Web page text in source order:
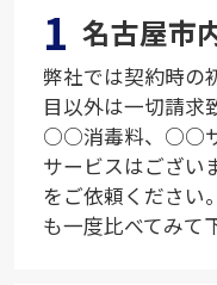
1 名古屋市
弊社では契約時の
目以外は一切請求
○○消毒料、○○
サービスはござい
をご依頼ください
も一度比べてみて